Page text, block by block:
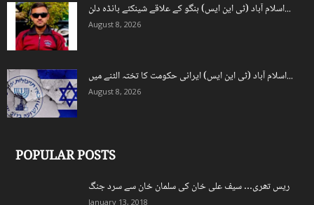
اسلام آباد (ٹی این ایس) ہنگو کے علاقے شینکئے بانڈہ دلن...
August 8, 2026
اسلام آباد (ٹی این ایس) ایرانی حکومت کا تختہ الٹنے میں...
August 8, 2026
POPULAR POSTS
ریس تھری… سیف علی خان کی سلمان خان سے سرد جنگ
January 13, 2018